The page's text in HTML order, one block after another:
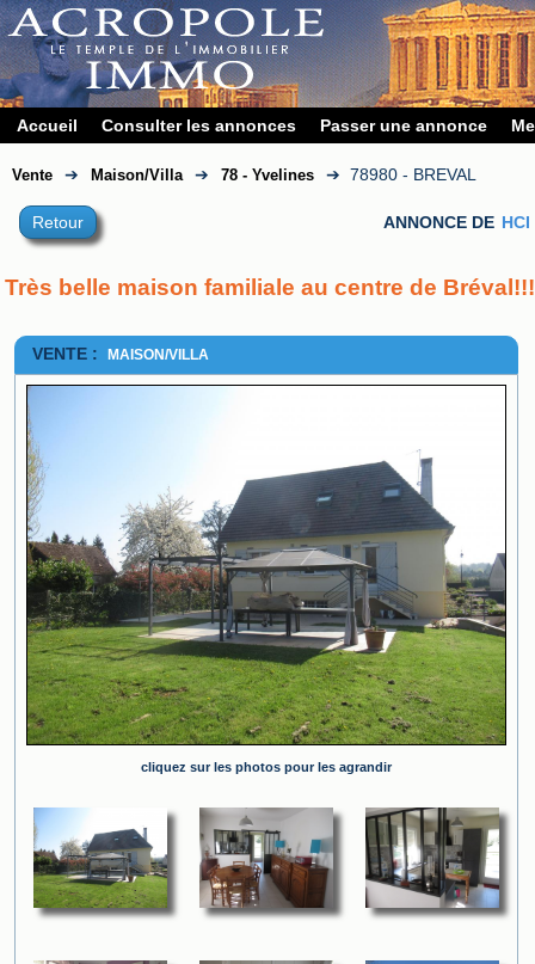
Accueil Consulter les annonces Passer une annonce
Vente ➔ Maison/Villa ➔ 78 - Yvelines ➔ 78980 - BREVAL
Retour ANNONCE DE
Très belle maison familiale au centre de Bréval!!!
VENTE : MAISON/VILLA
cliquez sur les photos pour les agrandir